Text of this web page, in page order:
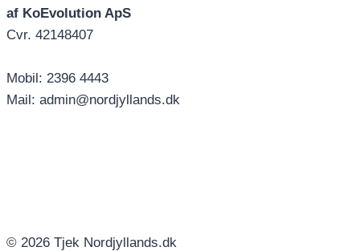
af KoEvolution ApS
Cvr. 42148407
Mobil: 2396 4443
Mail: admin@nordjyllands.dk
© 2026 Tjek Nordjyllands.dk